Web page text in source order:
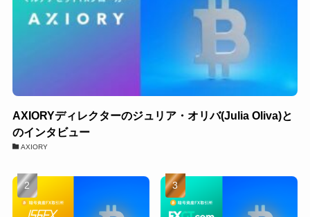
AXIORYディレクターのジュリア・オリバ(Julia Oliva)と
のインタビュー
AXIORY